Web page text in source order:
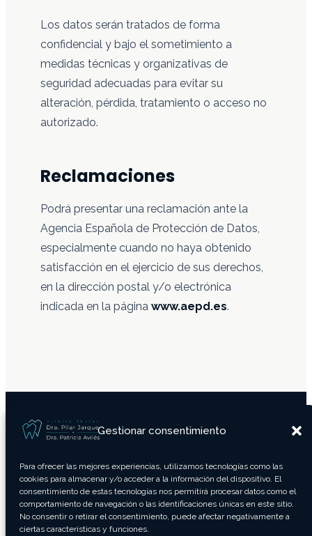
Gestionar consentimiento
Para ofrecer las mejores experiencias, utilizamos tecnologías como las
cookies para almacenar y/o acceder a la información del dispositivo. El
consentimiento de estas tecnologías nos permitirá procesar datos como el
comportamiento de navegación o las identificaciones únicas en este sitio.
No consentir o retirar el consentimiento, puede afectar negativamente a
ciertas características y funciones.
Los datos serán tratados de forma
confidencial y bajo el sometimiento a
medidas técnicas y organizativas de
seguridad adecuadas para evitar su
alteración, pérdida, tratamiento o acceso no
autorizado.
Reclamaciones
Podrá presentar una reclamación ante la
Agencia Española de Protección de Datos,
especialmente cuando no haya obtenido
satisfacción en el ejercicio de sus derechos,
en la dirección postal y/o electrónica
indicada en la página www.aepd.es.
Aviso Legal
Política de Privacidad